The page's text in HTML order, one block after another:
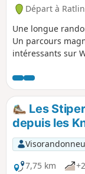
Départ à
Une longue
Un parcours
intéressants sur
réduire les
sud de Church
Les
depuis les
7,75 km